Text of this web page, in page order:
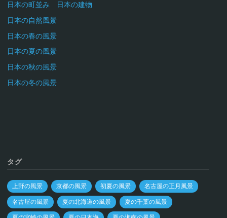
日本の町並み 日本の建物
日本の自然風景
日本の春の風景
日本の夏の風景
日本の秋の風景
日本の冬の風景
タグ
上野の風景 京都の風景 初夏の風景 名古屋の正月風景
名古屋の風景 夏の北海道の風景 夏の千葉の風景